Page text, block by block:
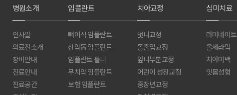
병원소개
인사말
의료진소개
장비안내
진료안내
진료공간
임플란트
뼈이식 임플란트
상악동 임플란트
임플란트 틀니
무치악 임플란트
보험 임플란트
치아교정
덧니교정
돌출입교정
앞니부분교정
어린이 성장교정
중장년교정
심미치료
라미네이트
올세라믹
치아미백
잇몸성형